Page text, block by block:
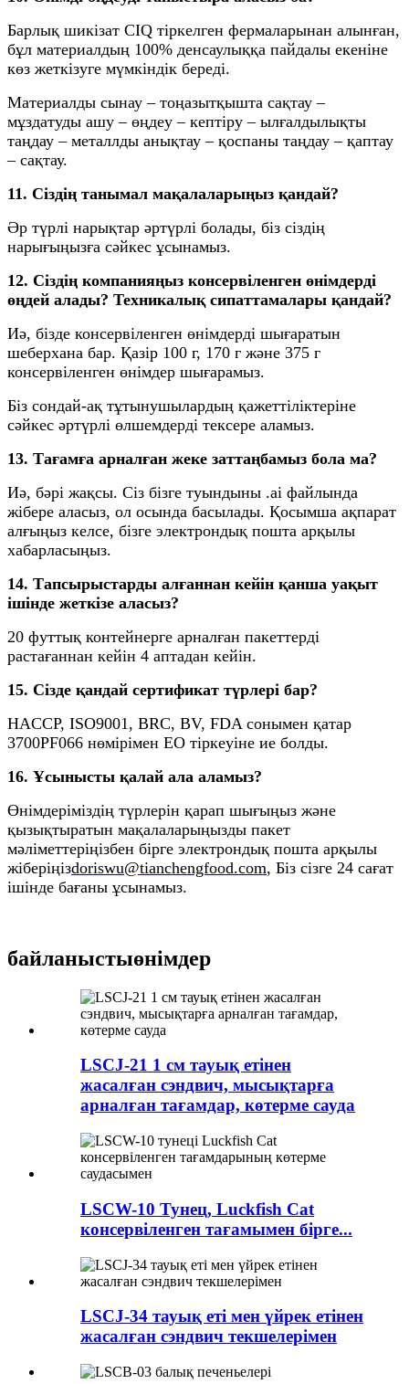
Барлық шикізат CIQ тіркелген фермаларынан алынған,
бұл материалдың 100% денсаулыққа пайдалы екеніне
көз жеткізуге мүмкіндік береді.
Материалды сынау – тоңазытқышта сақтау –
мұздатуды ашу – өңдеу – кептіру – ылғалдылықты
таңдау – металлды анықтау – қоспаны таңдау – қаптау
– сақтау.
11. Сіздің танымал мақалаларыңыз қандай?
Әр түрлі нарықтар әртүрлі болады, біз сіздің
нарығыңызға сәйкес ұсынамыз.
12. Сіздің компанияңыз консервіленген өнімдерді
өңдей алады? Техникалық сипаттамалары қандай?
Иә, бізде консервіленген өнімдерді шығаратын
шеберхана бар. Қазір 100 г, 170 г және 375 г
консервіленген өнімдер шығарамыз.
Біз сондай-ақ тұтынушылардың қажеттіліктеріне
сәйкес әртүрлі өлшемдерді тексере аламыз.
13. Тағамға арналған жеке заттаңбамыз бола ма?
Иә, бәрі жақсы. Сіз бізге туындыны .ai файлында
жібере аласыз, ол осында басылады. Қосымша ақпарат
алғыңыз келсе, бізге электрондық пошта арқылы
хабарласыңыз.
14. Тапсырыстарды алғаннан кейін қанша уақыт
ішінде жеткізе аласыз?
20 футтық контейнерге арналған пакеттерді
растағаннан кейін 4 аптадан кейін.
15. Сізде қандай сертификат түрлері бар?
HACCP, ISO9001, BRC, BV, FDA сонымен қатар
3700PF066 нөмірімен ЕО тіркеуіне ие болды.
16. Ұсынысты қалай ала аламыз?
Өнімдеріміздің түрлерін қарап шығыңыз және
қызықтыратын мақалаларыңызды пакет
мәліметтеріңізбен бірге электрондық пошта арқылы
жіберіңізdoriswu@tianchengfood.com, Біз сізге 24 сағат
ішінде бағаны ұсынамыз.
байланыстыөнімдер
LSCJ-21 1 см тауық етінен
жасалған сэндвич, мысықтарға
арналған тағамдар, көтерме сауда
LSCW-10 Тунец, Luckfish Cat
консервіленген тағамымен бірге...
LSCJ-34 тауық еті мен үйрек етінен
жасалған сэндвич текшелерімен